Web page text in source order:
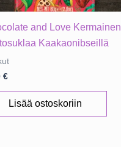
and Love Kermainen
Kaakaonibseillä
€
Lisää ostoskoriin